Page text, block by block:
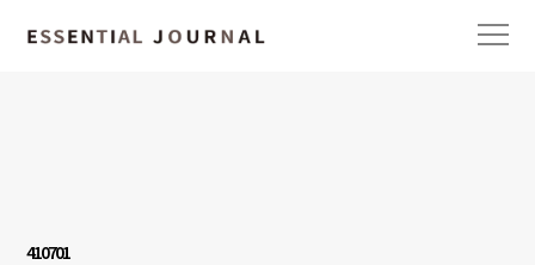
410701